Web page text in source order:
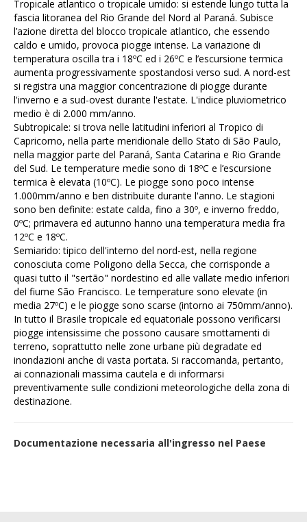
Tropicale atlantico o tropicale umido: si estende lungo tutta la
fascia litoranea del Rio Grande del Nord al Paraná. Subisce
l’azione diretta del blocco tropicale atlantico, che essendo
caldo e umido, provoca piogge intense. La variazione di
temperatura oscilla tra i 18ºC ed i 26ºC e l’escursione termica
aumenta progressivamente spostandosi verso sud. A nord-est
si registra una maggior concentrazione di piogge durante
l'inverno e a sud-ovest durante l'estate. L'indice pluviometrico
medio è di 2.000 mm/anno.
Subtropicale: si trova nelle latitudini inferiori al Tropico di
Capricorno, nella parte meridionale dello Stato di São Paulo,
nella maggior parte del Paraná, Santa Catarina e Rio Grande
del Sud. Le temperature medie sono di 18ºC e l’escursione
termica è elevata (10ºC). Le piogge sono poco intense
1.000mm/anno e ben distribuite durante l'anno. Le stagioni
sono ben definite: estate calda, fino a 30º, e inverno freddo,
0ºC; primavera ed autunno hanno una temperatura media fra
12ºC e 18ºC.
Semiarido: tipico dell'interno del nord-est, nella regione
conosciuta come Poligono della Secca, che corrisponde a
quasi tutto il "sertão" nordestino ed alle vallate medio inferiori
del fiume São Francisco. Le temperature sono elevate (in
media 27ºC) e le piogge sono scarse (intorno ai 750mm/anno).
In tutto il Brasile tropicale ed equatoriale possono verificarsi
piogge intensissime che possono causare smottamenti di
terreno, soprattutto nelle zone urbane più degradate ed
inondazioni anche di vasta portata. Si raccomanda, pertanto,
ai connazionali massima cautela e di informarsi
preventivamente sulle condizioni meteorologiche della zona di
destinazione.
Documentazione necessaria all'ingresso nel Paese